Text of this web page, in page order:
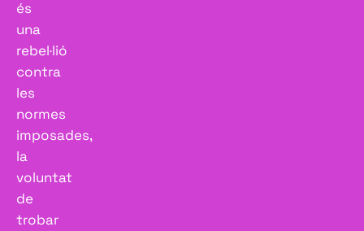
és
una
rebel·lió
contra
les
normes
imposades,
la
voluntat
de
trobar